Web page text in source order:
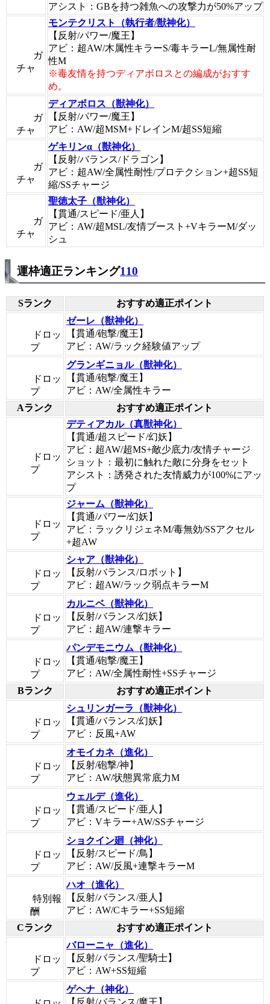
アシスト：GBを持つ雑魚への攻撃力が50%アップ
ガ
チャ
モンテクリスト（執行者/獣神化）
【反射/パワー/魔王】
アビ：超AW/木属性キラーS/毒キラーL/無属性耐
性M
※毒友情を持つディアボロスとの編成がおすす
め。
ガ
チャ
ディアボロス（獣神化）
【反射/パワー/魔王】
アビ：AW/超MSM+ドレインM/超SS短縮
ガ
チャ
ゲキリンα（獣神化）
【反射/バランス/ドラゴン】
アビ：超AW/全属性耐性/プロテクション+超SS短
縮/SSチャージ
ガ
チャ
聖徳太子（獣神化）
【貫通/スピード/亜人】
アビ：AW/超MSL/友情ブースト+VキラーM/ダッ
シュ
運枠適正ランキング110
Sランク おすすめ適正ポイント
ドロッ
プ
ゼーレ（獣神化）
【貫通/砲撃/魔王】
アビ：AW/ラック経験値アップ
ドロッ
プ
グランギニョル（獣神化）
【貫通/砲撃/魔王】
アビ：AW/全属性キラー
Aランク
おすすめ適正ポイント
ドロッ
プ
デティアカル（真獣神化）
【貫通/超スピード/幻妖】
アビ：超AW/超MS+敵少底力/友情チャージ
ショット：最初に触れた敵に分身をセット
アシスト：誘発された友情威力が100%にアッ
プ
ドロッ
プ
ジャーム（獣神化）
【貫通/パワー/幻妖】
アビ：ラックリジェネM/毒無効/SSアクセル
+超AW
ドロッ
プ
シャア（獣神化）
【反射/バランス/ロボット】
アビ：超AW/ラック弱点キラーM
ドロッ
プ
カルニベ（獣神化）
【反射/バランス/幻妖】
アビ：超AW/連撃キラー
ドロッ
プ
パンデモニウム（獣神化）
【貫通/砲撃/魔王】
アビ：AW/全属性耐性+SSチャージ
Bランク
おすすめ適正ポイント
ドロッ
プ
シュリンガーラ（獣神化）
【貫通/バランス/幻妖】
アビ：反風+AW
ドロッ
プ
オモイカネ（進化）
【反射/砲撃/神】
アビ：AW/状態異常底力M
ドロッ
プ
ウェルデ（進化）
【貫通/スピード/亜人】
アビ：Vキラー+AW/SSチャージ
ドロッ
プ
ショクイン廻（神化）
【反射/スピード/鳥】
アビ：AW/反風+連撃キラーM
特別報
酬
ハオ（進化）
【反射/バランス/亜人】
アビ：AW/Cキラー+SS短縮
Cランク
おすすめ適正ポイント
ドロッ
プ
バローニャ（進化）
【反射/バランス/聖騎士】
アビ：AW+SS短縮
ゲヘナ（神化）